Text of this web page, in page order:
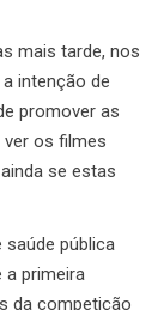
mais tarde, nos
intenção de
promover as
os filmes
se estas
pública
a primeira
da competição